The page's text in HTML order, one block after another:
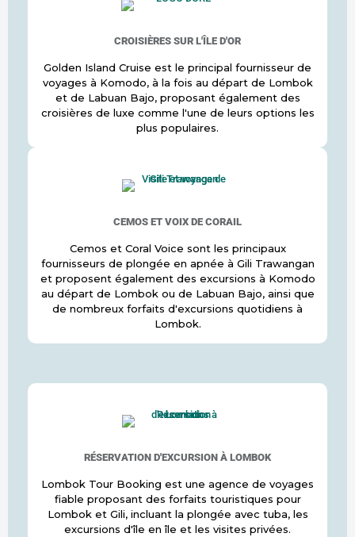
CROISIÈRES SUR L'ÎLE D'OR
Golden Island Cruise est le principal fournisseur de
voyages à Komodo, à la fois au départ de Lombok
et de Labuan Bajo, proposant également des
croisières de luxe comme l'une de leurs options les
plus populaires.
CEMOS ET VOIX DE CORAIL
Cemos et Coral Voice sont les principaux
fournisseurs de plongée en apnée à Gili Trawangan
et proposent également des excursions à Komodo
au départ de Lombok ou de Labuan Bajo, ainsi que
de nombreux forfaits d'excursions quotidiens à
Lombok.
RÉSERVATION D'EXCURSION À LOMBOK
Lombok Tour Booking est une agence de voyages
fiable proposant des forfaits touristiques pour
Lombok et Gili, incluant la plongée avec tuba, les
excursions d'île en île et les visites privées.